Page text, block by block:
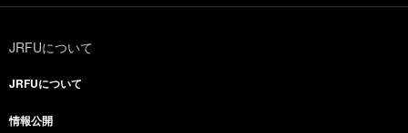
JRFUについて
JRFUについて
情報公開